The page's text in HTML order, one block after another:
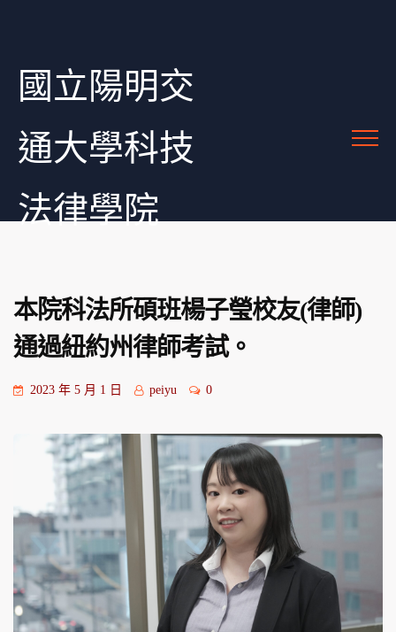
國立陽明交
通大學科技
法律學院
本院科法所碩班楊子瑩校友(律師)
通過紐約州律師考試。
2023 年 5 月 1 日 peiyu 0